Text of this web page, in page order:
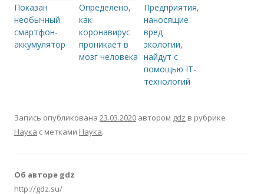
Показан
необычный
смартфон-
аккумулятор
Определено,
как
коронавирус
проникает в
мозг человека
Предприятия,
наносящие
вред
экологии,
найдут с
помощью IT-
технологий
Запись опубликована 23.03.2020 автором gdz в рубрике
Наука с метками Наука.
Об авторе gdz
http://gdz.su/